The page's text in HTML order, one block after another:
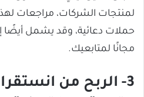
لمنتجات الشركات، مراجعات
حملات دعائية، وقد يشمل
مجانًا لمتابعيك.
3- الربح من